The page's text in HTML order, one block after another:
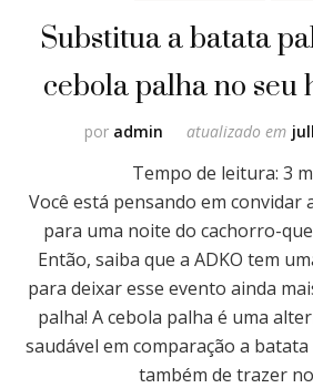
Substitua a batata
cebola palha no seu
por admin atualizado em
Tempo de leitura: 3
Você está pensando em convidar
para uma noite do cachorro-
Então, saiba que a ADKO tem
para deixar esse evento ainda
palha! A cebola palha é uma
saudável em comparação a
também de trazer